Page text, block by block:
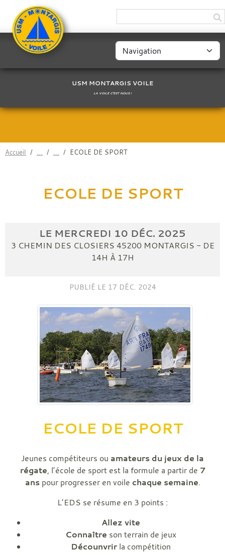
USM MONTARGIS VOILE
LA VOILE C'EST NOUS !
Accueil ECOLE DE SPORT
ECOLE DE SPORT
LE MERCREDI 10 DÉC. 2025
3 CHEMIN DES CLOSIERS 45200 MONTARGIS - DE
14H À 17H
PUBLIÉ LE 17 DÉC. 2024
ECOLE DE SPORT
Jeunes compétiteurs ou amateurs du jeux de la
régate, l’école de sport est la formule a partir de 7
anspour progresser en voile chaque semaine.
L’EDS se résume en 3 points :
Allez vite
Connaître son terrain de jeux
Décounvrirla compétition
Panneau de gestion des cookies